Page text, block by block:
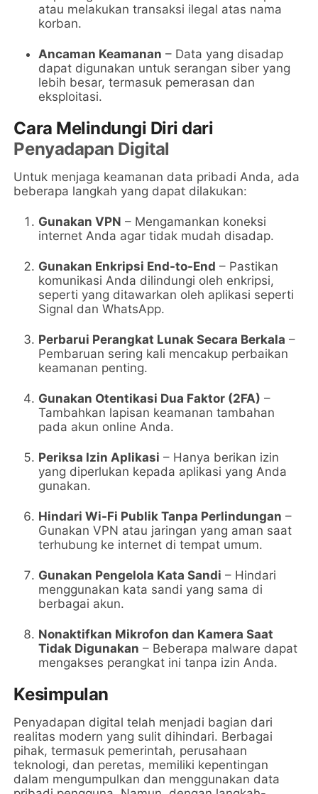
atau melakukan transaksi ilegal atas nama
korban.
Ancaman Keamanan – Data yang disadap
dapat digunakan untuk serangan siber yang
lebih besar, termasuk pemerasan dan
eksploitasi.
Cara Melindungi Diri dari
Penyadapan Digital
Untuk menjaga keamanan data pribadi Anda, ada
beberapa langkah yang dapat dilakukan:
Gunakan VPN – Mengamankan koneksi
internet Anda agar tidak mudah disadap.
Gunakan Enkripsi End-to-End – Pastikan
komunikasi Anda dilindungi oleh enkripsi,
seperti yang ditawarkan oleh aplikasi seperti
Signal dan WhatsApp.
Perbarui Perangkat Lunak Secara Berkala –
Pembaruan sering kali mencakup perbaikan
keamanan penting.
Gunakan Otentikasi Dua Faktor (2FA) –
Tambahkan lapisan keamanan tambahan
pada akun online Anda.
Periksa Izin Aplikasi – Hanya berikan izin
yang diperlukan kepada aplikasi yang Anda
gunakan.
Hindari Wi-Fi Publik Tanpa Perlindungan –
Gunakan VPN atau jaringan yang aman saat
terhubung ke internet di tempat umum.
Gunakan Pengelola Kata Sandi – Hindari
menggunakan kata sandi yang sama di
berbagai akun.
Nonaktifkan Mikrofon dan Kamera Saat
Tidak Digunakan – Beberapa malware dapat
mengakses perangkat ini tanpa izin Anda.
Kesimpulan
Penyadapan digital telah menjadi bagian dari
realitas modern yang sulit dihindari. Berbagai
pihak, termasuk pemerintah, perusahaan
teknologi, dan peretas, memiliki kepentingan
dalam mengumpulkan dan menggunakan data